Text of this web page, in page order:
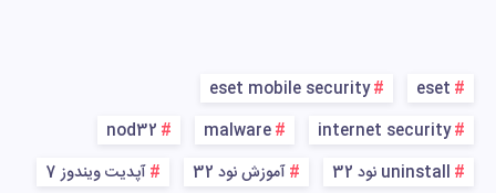
eset
eset mobile security
internet security
malware
nod32
uninstall نود 32
آموزش نود 32
آپدیت ویندوز 7